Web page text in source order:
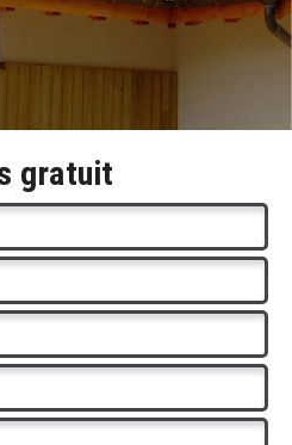
gratuit